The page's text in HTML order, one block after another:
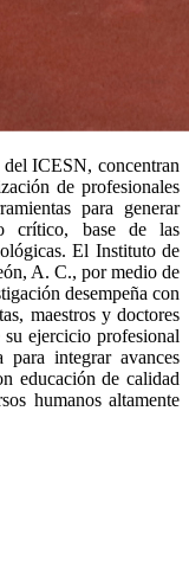
ICESN, concentran
de profesionales
para generar
crítico, base de las
El Instituto de
A. C., por medio de
desempeña con
maestros y doctores
ejercicio profesional
integrar avances
educación de calidad
humanos altamente